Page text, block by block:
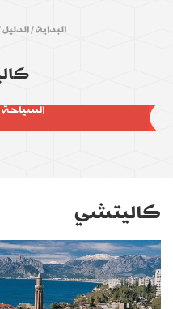
البداية/الدليل
كاليتشي